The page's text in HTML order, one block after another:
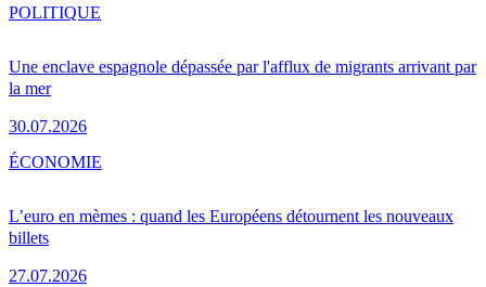
Une enclave espagnole dépassée par l'afflux de migrants arrivant par
la mer
30.07.2026
POLITIQUE
L’euro en mèmes : quand les Européens détournent les nouveaux
billets
27.07.2026
ÉCONOMIE